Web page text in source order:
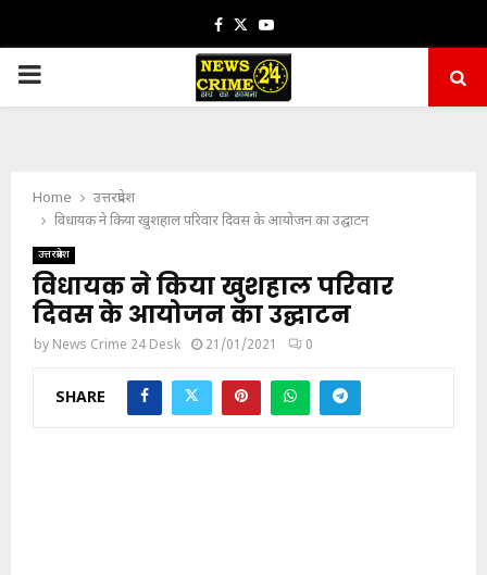
Facebook
TwitterYoutube
PRIMARY
Home
उत्तरप्रदेश
विधायक ने किया खुशहाल परिवार दिवस के आयोजन का उद्घाटन
उत्तरप्रदेश
विधायक ने किया खुशहाल परिवार
दिवस के आयोजन का उद्घाटन
by News Crime 24 Desk 21/01/2021 0
SHARE